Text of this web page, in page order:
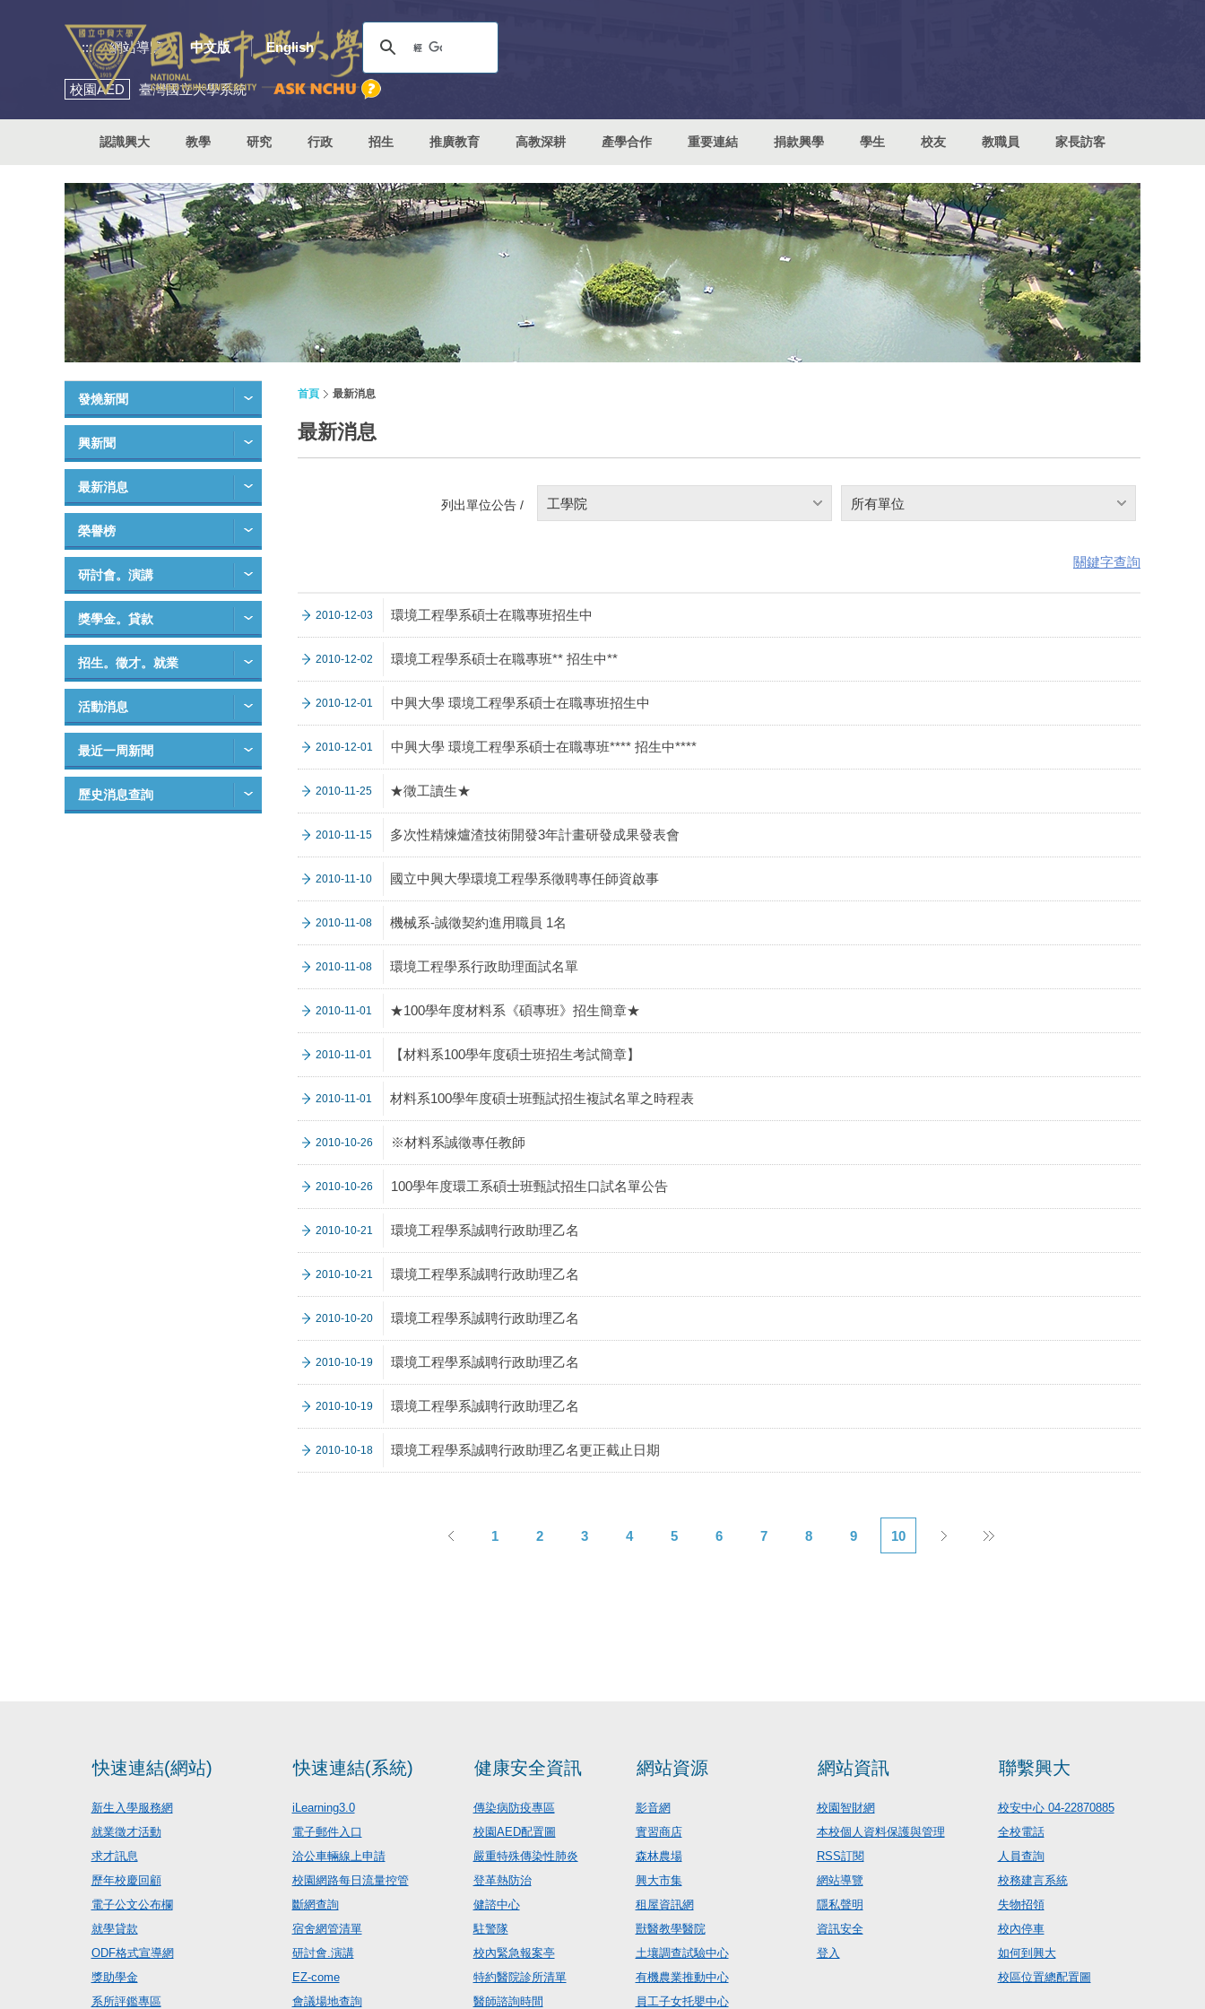
::: 網站導覽 中文版 English
校園AED 臺灣國立大學系統
認識興大 教學 研究 行政 招生 推廣教育 高教深耕 產學合作 重要連結 捐款興學 學生 校友 教職員 家長訪客
發燒新聞
興新聞
最新消息
榮譽榜
研討會。演講
獎學金。貸款
招生。徵才。就業
活動消息
最近一周新聞
歷史消息查詢
首頁 最新消息
最新消息
列出單位公告 / 工學院 所有單位
關鍵字查詢
2010-12-03 環境工程學系碩士在職專班招生中
2010-12-02 環境工程學系碩士在職專班** 招生中**
2010-12-01 中興大學 環境工程學系碩士在職專班招生中
2010-12-01 中興大學 環境工程學系碩士在職專班**** 招生中****
2010-11-25 ★徵工讀生★
2010-11-15 多次性精煉爐渣技術開發3年計畫研發成果發表會
2010-11-10 國立中興大學環境工程學系徵聘專任師資啟事
2010-11-08 機械系-誠徵契約進用職員 1名
2010-11-08 環境工程學系行政助理面試名單
2010-11-01 ★100學年度材料系《碩專班》招生簡章★
2010-11-01 【材料系100學年度碩士班招生考試簡章】
2010-11-01 材料系100學年度碩士班甄試招生複試名單之時程表
2010-10-26 ※材料系誠徵專任教師
2010-10-26 100學年度環工系碩士班甄試招生口試名單公告
2010-10-21 環境工程學系誠聘行政助理乙名
2010-10-21 環境工程學系誠聘行政助理乙名
2010-10-20 環境工程學系誠聘行政助理乙名
2010-10-19 環境工程學系誠聘行政助理乙名
2010-10-19 環境工程學系誠聘行政助理乙名
2010-10-18 環境工程學系誠聘行政助理乙名更正截止日期
1 2 3 4 5 6 7 8 9 10
快速連結(網站)
新生入學服務網
就業徵才活動
求才訊息
歷年校慶回顧
電子公文公布欄
就學貸款
ODF格式宣導網
獎助學金
系所評鑑專區
快速連結(系統)
iLearning3.0
電子郵件入口
洽公車輛線上申請
校園網路每日流量控管
斷網查詢
宿舍網管清單
研討會.演講
EZ-come
會議場地查詢
健康安全資訊
傳染病防疫專區
校園AED配置圖
嚴重特殊傳染性肺炎
登革熱防治
健諮中心
駐警隊
校內緊急報案亭
特約醫院診所清單
醫師諮詢時間
網站資源
影音網
實習商店
森林農場
興大市集
租屋資訊網
獸醫教學醫院
土壤調查試驗中心
有機農業推動中心
員工子女托嬰中心
網站資訊
校園智財網
本校個人資料保護與管理
RSS訂閱
網站導覽
隱私聲明
資訊安全
登入
聯繫興大
校安中心 04-22870885
全校電話
人員查詢
校務建言系統
失物招領
校內停車
如何到興大
校區位置總配置圖